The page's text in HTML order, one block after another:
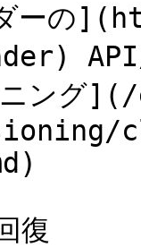
ーの
API/
ニン
復